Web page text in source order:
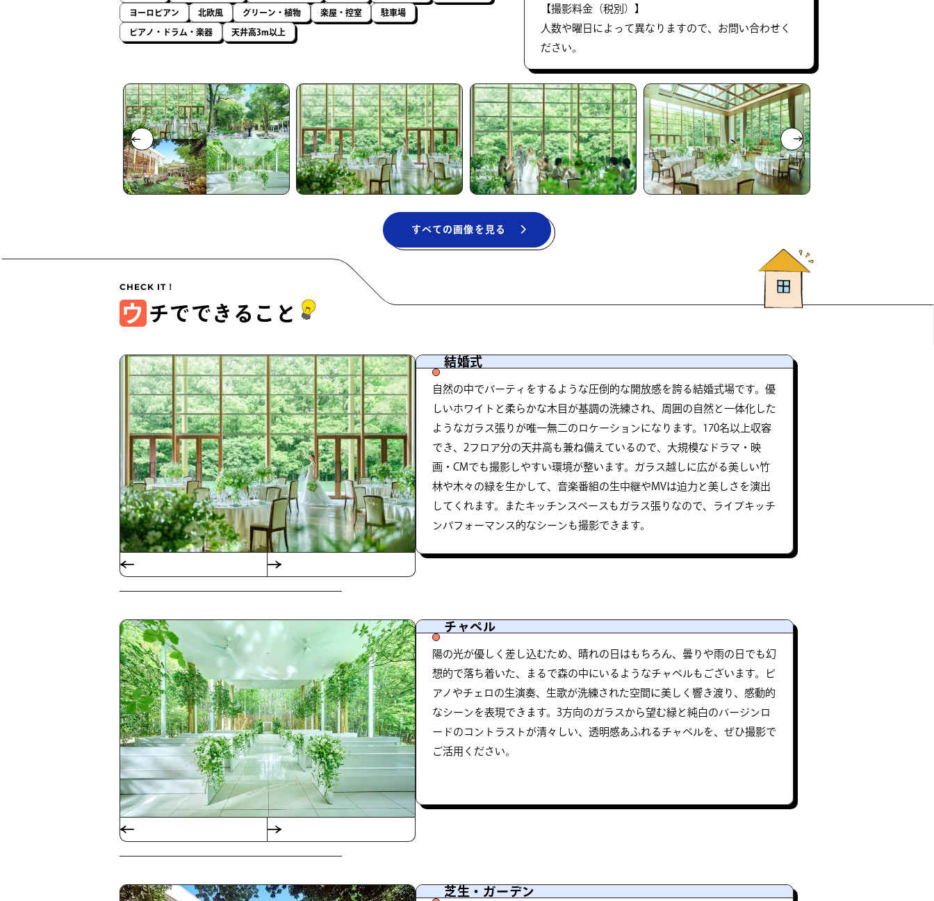
ヨーロピアン 北欧風 グリーン・植物 楽屋・控室 駐車場
ピアノ・ドラム・楽器 天井高3m以上
【撮影料金（税別）】
人数や曜日によって異なりますので、お問い合わせく
ださい。
すべての画像を見る
ウ チでできること
結婚式
自然の中でパーティをするような圧倒的な開放感を誇る結婚式場です。優
しいホワイトと柔らかな木目が基調の洗練され、周囲の自然と一体化した
ようなガラス張りが唯一無二のロケーションになります。170名以上収容
でき、2フロア分の天井高も兼ね備えているので、大規模なドラマ・映
画・CMでも撮影しやすい環境が整います。ガラス越しに広がる美しい竹
林や木々の緑を生かして、音楽番組の生中継やMVは迫力と美しさを演出
してくれます。またキッチンスペースもガラス張りなので、ライブキッチ
ンパフォーマンス的なシーンも撮影できます。
チャペル
陽の光が優しく差し込むため、晴れの日はもちろん、曇りや雨の日でも幻
想的で落ち着いた、まるで森の中にいるようなチャペルもございます。ピ
アノやチェロの生演奏、生歌が洗練された空間に美しく響き渡り、感動的
なシーンを表現できます。3方向のガラスから望む緑と純白のバージンロ
ードのコントラストが清々しい、透明感あふれるチャペルを、ぜひ撮影で
ご活用ください。
芝生・ガーデン